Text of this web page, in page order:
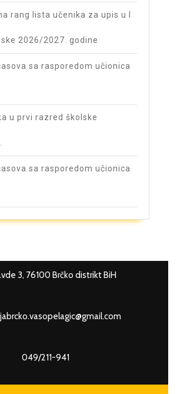
rang lista učenika za upis u I
2026/2027. godine
sa rasporedom učionica
u prvi razred školske
sa rasporedom učionica
3, 76100 Brčko distrikt BiH
049/211-941